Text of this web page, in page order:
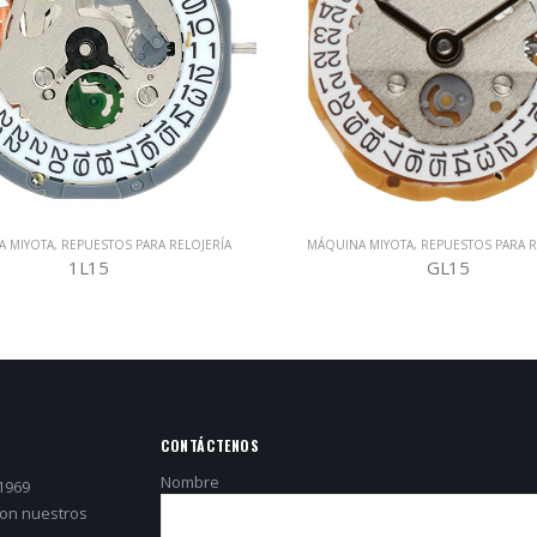
MIYOTA, REPUESTOS PARA RELOJERÍA
GL15
MÁQUINA MIYOTA, REPUESTOS PARA
1M15
nuestros
CONTÁCTENOS
Nombre